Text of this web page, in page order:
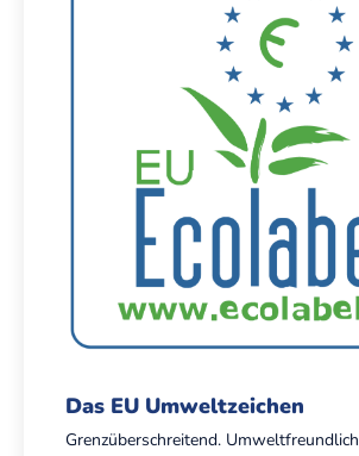
Das EU Umweltzeichen
Grenzüberschreitend. Umweltfreundlich